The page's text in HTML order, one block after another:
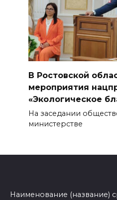
В Ростовской
мероприятия
«Экологическое
На заседании
министерстве
Наименование (название)